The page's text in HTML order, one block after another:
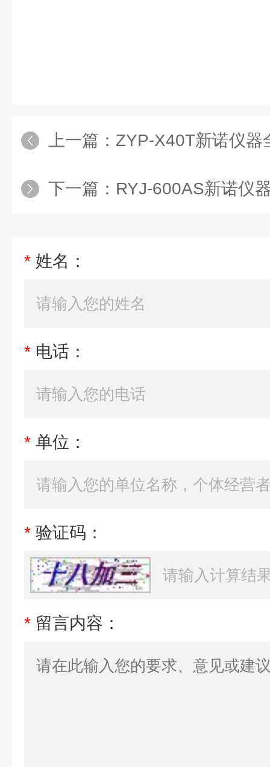
上一篇： ZYP-X40T新诺仪器全
下一篇： RYJ-600AS新诺仪器数显
* 姓名：
* 电话：
* 单位：
* 验证码：
* 留言内容：